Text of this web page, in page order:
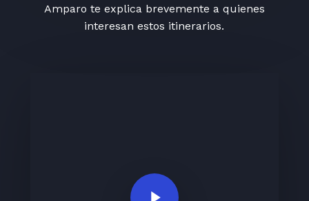
Amparo te explica brevemente a quienes
interesan estos itinerarios.
Play Video